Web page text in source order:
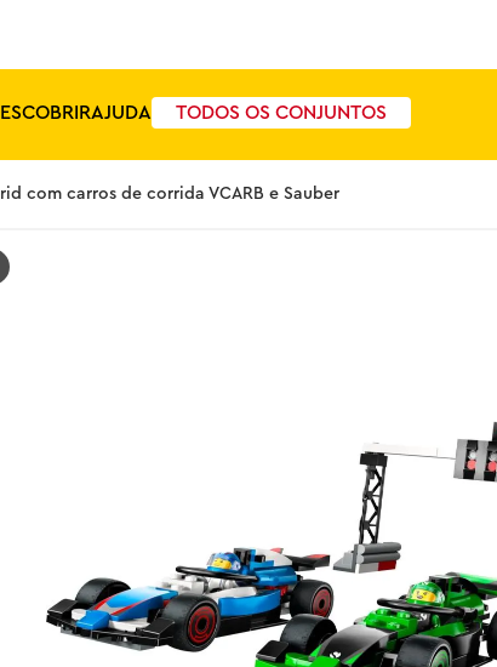
AJUDA TODOS OS CONJUNTOS
com carros de corrida VCARB e Sauber